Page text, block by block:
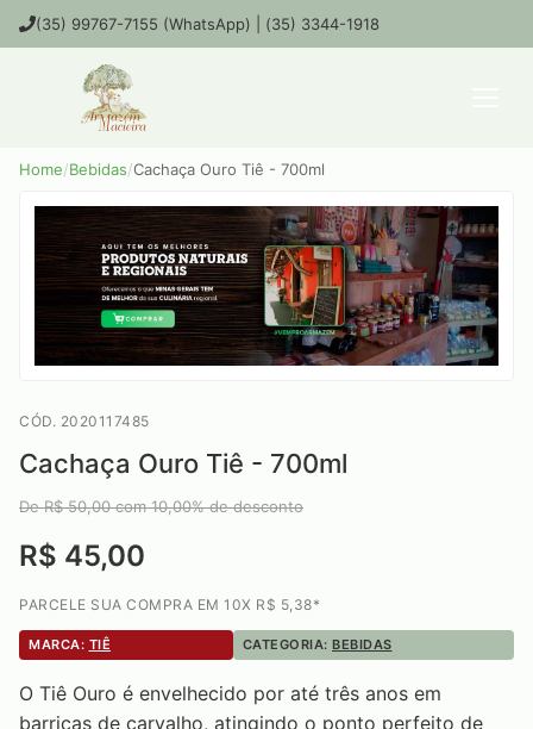
(35) 99767-7155 (WhatsApp) | (35) 3344-1918
Home/Bebidas/Cachaça Ouro Tiê - 700ml
CÓD. 2020117485
Cachaça Ouro Tiê - 700ml
De R$50,00com10,00% de desconto
R$ 45,00
PARCELE SUA COMPRA EM 10X R$ 5,38*
MARCA: TIÊ CATEGORIA: BEBIDAS
O Tiê Ouro é envelhecido por até três anos em
barricas de carvalho, atingindo o ponto perfeito de